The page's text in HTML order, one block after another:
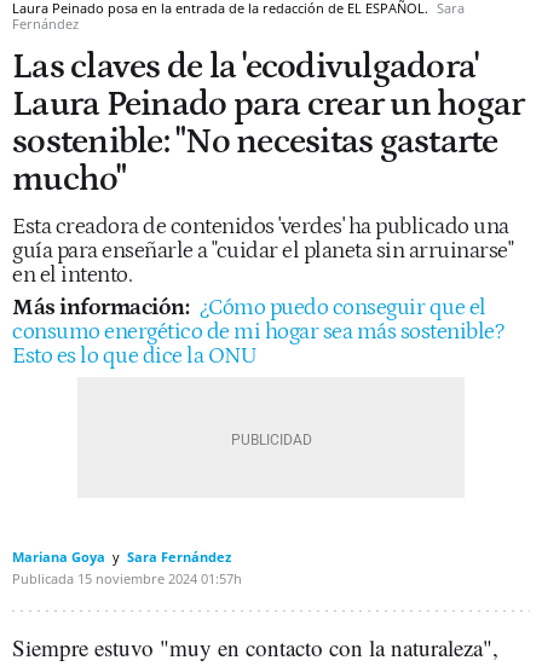
Laura Peinado posa en la entrada de la redacción de EL ESPAÑOL. Sara
Fernández
Las claves de la 'ecodivulgadora'
Laura Peinado para crear un hogar
sostenible: "No necesitas gastarte
mucho"
Esta creadora de contenidos 'verdes' ha publicado una
guía para enseñarle a "cuidar el planeta sin arruinarse"
en el intento.
Más información: ¿Cómo puedo conseguir que el
consumo energético de mi hogar sea más sostenible?
Esto es lo que dice la ONU
Mariana Goya
Sara Fernández
Publicada 15 noviembre 2024 01:57h
Siempre estuvo "muy en contacto con la naturaleza",